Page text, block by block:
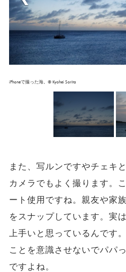
iPhoneで撮った海。© Kyohei Sorita
また、写ルンですやチェキ
カメラでもよく撮ります。
ート使用ですね。親友や家
をスナップしています。実
上手いと思っているんです
ことを意識させないでパパ
ですよね。